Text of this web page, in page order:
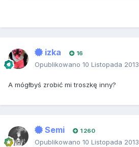
izka 16
Opublikowano 10 Listopada 2013
A mógłbyś zrobić mi troszkę inny?
Semi 1 260
Opublikowano 10 Listopada 2013